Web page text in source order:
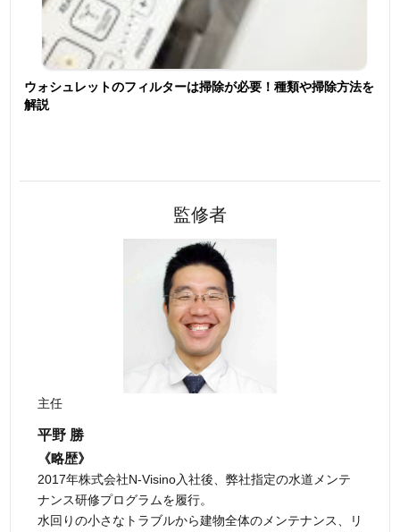
ウォシュレットのフィルターは掃除が必要！種類や掃除方法を
解説
監修者
主任
平野 勝
《略歴》
2017年株式会社N-Visino入社後、弊社指定の水道メンテ
ナンス研修プログラムを履行。
水回りの小さなトラブルから建物全体のメンテナンス、リ